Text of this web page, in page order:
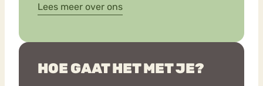
Lees meer over ons
HOE GAAT HET MET JE?